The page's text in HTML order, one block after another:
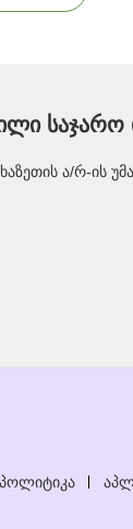
ა/რ-ის